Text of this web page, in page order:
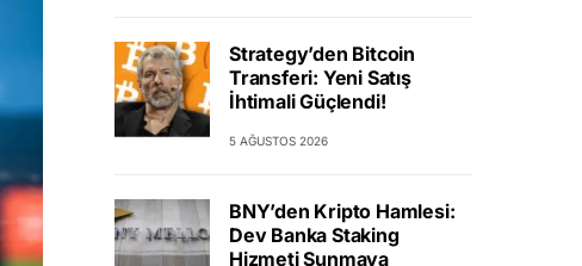
Strategy’den Bitcoin
Transferi: Yeni Satış
İhtimali Güçlendi!
5 AĞUSTOS 2026
BNY’den Kripto Hamlesi:
Dev Banka Staking
Hizmeti Sunmaya